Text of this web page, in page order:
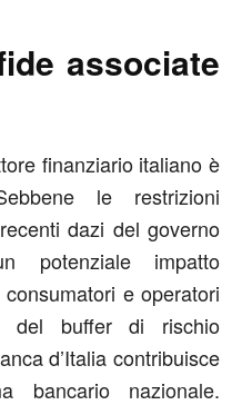
associate
finanziario italiano è
le restrizioni
dazi del governo
potenziale impatto
e operatori
del buffer di rischio
d’Italia contribuisce
bancario nazionale.